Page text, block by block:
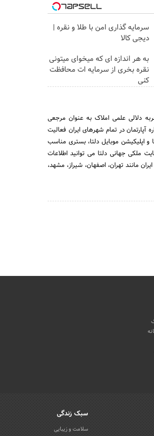
سرمایه گذاری امن با طلا و نقره |
دیجی کالا
به هر اندازه ای که میخوای میتونی
نقره بخری از سرمایه ات محافظت
کنی
دلالی علمی املاک به عنوان مرجعی
در تمام شهرهای ایران فعالیت
اپلیکیشن موبایل دلتا، بستری مناسب
ملکی جهانی دلتا می توانید اطلاعات
مانند تهران، اصفهان، شیراز، مشهد،
سبک زندگی
سلامت و زیبایی